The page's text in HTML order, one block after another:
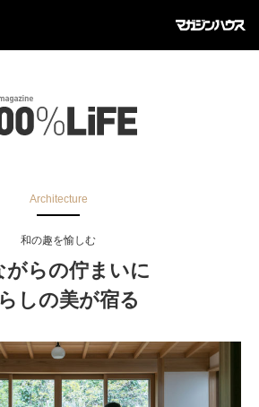
Architecture
和の趣を愉しむ
がらの佇まいに
しの美が宿る